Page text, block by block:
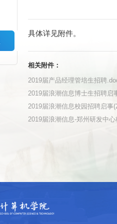
具体详见附件。
相关附件：
2019届产品经理管培生招聘
2019届浪潮信息博士生招聘启
2019届浪潮信息校园招聘启事
2019届浪潮信息-郑州研发中